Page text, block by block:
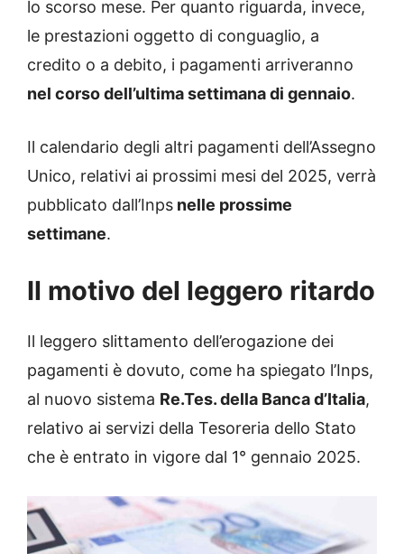
lo scorso mese. Per quanto riguarda, invece,
le prestazioni oggetto di conguaglio, a
credito o a debito, i pagamenti arriveranno
nel corso dell’ultima settimana di gennaio.
Il calendario degli altri pagamenti dell’Assegno
Unico, relativi ai prossimi mesi del 2025, verrà
pubblicato dall’Inps nelle prossime
settimane.
Il motivo del leggero ritardo
Il leggero slittamento dell’erogazione dei
pagamenti è dovuto, come ha spiegato l’Inps,
al nuovo sistema Re.Tes. della Banca d’Italia,
relativo ai servizi della Tesoreria dello Stato
che è entrato in vigore dal 1° gennaio 2025.